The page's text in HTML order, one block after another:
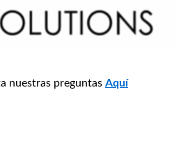
nuestras preguntas Aquí